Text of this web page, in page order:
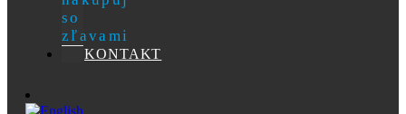
so
zľavami
KONTAKT